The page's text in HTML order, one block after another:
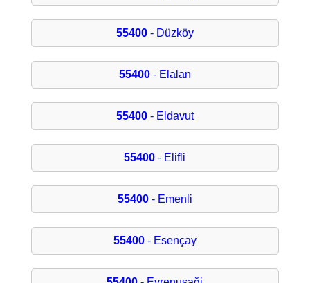
55400- Düzköy
55400- Elalan
55400- Eldavut
55400 - Elifli
55400- Emenli
55400- Esençay